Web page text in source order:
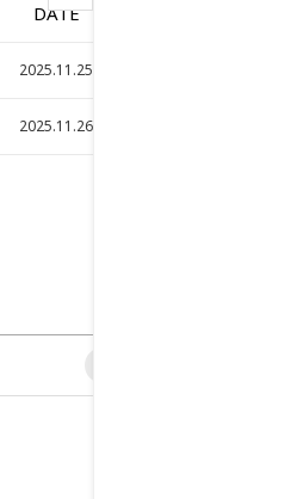
DATE
2025.11.25
2025.11.26